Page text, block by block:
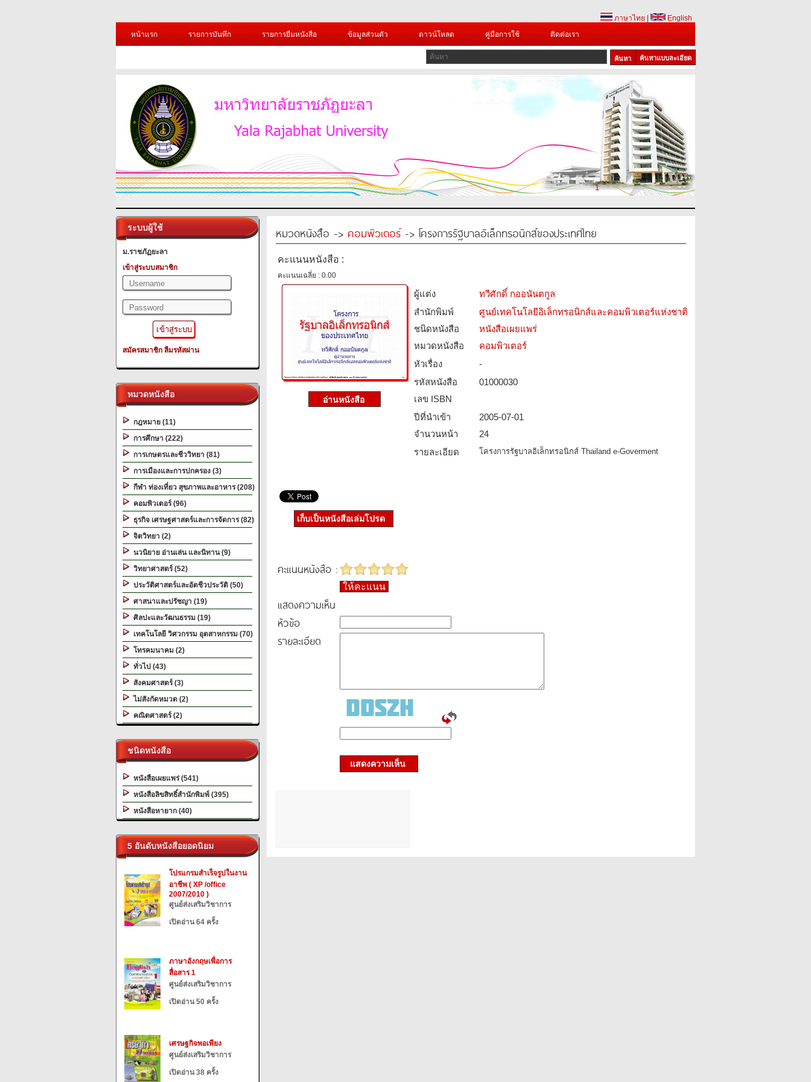
ภาษาไทย
English
หน้าแรก
รายการบันทึก รายการยืมหนังสือ ข้อมูลส่วนตัว ดาวน์โหลด คู่มือการใช้ ติดต่อเรา
ค้นหาแบบละเอียด
1
ระบบผู้ใช้
ม.ราชภัฏยะลา
เข้าสู่ระบบสมาชิก
สมัครสมาชิก ลืมรหัสผ่าน
หมวดหนังสือ
กฎหมาย (11)
การศึกษา (222)
การเกษตรและชีววิทยา (81)
การเมืองและการปกครอง (3)
กีฬา ท่องเที่ยว สุขภาพและอาหาร (208)
คอมพิวเตอร์ (96)
ธุรกิจ เศรษฐศาสตร์และการจัดการ (82)
จิตวิทยา (2)
นวนิยาย อ่านเล่น และนิทาน (9)
วิทยาศาสตร์ (52)
ประวัติศาสตร์และอัตชีวประวัติ (50)
ศาสนาและปรัชญา (19)
ศิลปะและวัฒนธรรม (19)
เทคโนโลยี วิศวกรรม อุตสาหกรรม (70)
โทรคมนาคม (2)
ทั่วไป (43)
สังคมศาสตร์ (3)
ไม่สังกัดหมวด (2)
คณิตศาสตร์ (2)
ชนิดหนังสือ
หนังสือเผยแพร่ (541)
หนังสือลิขสิทธิ์สำนักพิมพ์ (395)
หนังสือหายาก (40)
5 อันดับหนังสือยอดนิยม
โปรแกรมสำเร็จรูปในงาน
อาชีพ ( XP /office
2007/2010 )
ศูนย์ส่งเสริมวิชาการ
เปิดอ่าน 64 ครั้ง
ภาษาอังกฤษเพื่อการ
สื่อสาร 1
ศูนย์ส่งเสริมวิชาการ
เปิดอ่าน 50 ครั้ง
เศรษฐกิจพอเพียง
ศูนย์ส่งเสริมวิชาการ
เปิดอ่าน 38 ครั้ง
หมวดหนังสือ -> คอมพิวเตอร์-> โครงการรัฐบาลอิเล็กทรอนิกส์ของประเทศไทย
คะแนนหนังสือ :
คะแนนเฉลี่ย : 0.00
ผู้แต่ง
ทวีศักดิ์ กออนันตกูล
สำนักพิมพ์
ศูนย์เทคโนโลยีอิเล็กทรอนิกส์และคอมพิวเตอร์แห่งชาติ
ชนิดหนังสือ­
หนังสือเผยแพร่
หมวดหนังสือ­
คอมพิวเตอร์
หัวเรื่อง
-
รหัสหนังสือ­
01000030
เลข ISBN
ปีที่นำเข้า
2005-07-01
จำนวนหน้า
24
รายละเอียด
โครงการรัฐบาลอิเล็กทรอนิกส์ Thailand e-Goverment
เก็บเป็นหนังสือเล่มโปรด
คะแนนหนังสือ :
ให้คะแนน
แสดงความเห็น
หัวข้อ
รายละเอียด
แสดงความเห็น